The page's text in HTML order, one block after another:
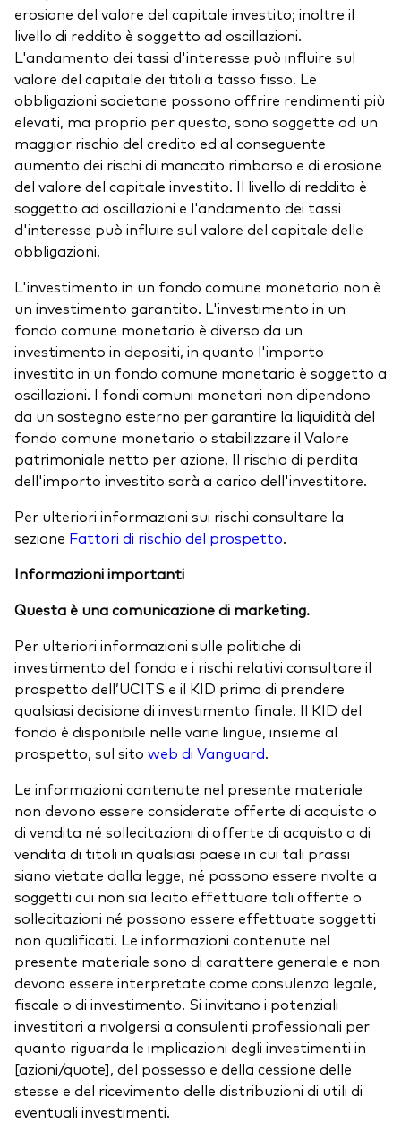
erosione del valore del capitale investito; inoltre il
livello di reddito è soggetto ad oscillazioni.
L'andamento dei tassi d'interesse può influire sul
valore del capitale dei titoli a tasso fisso. Le
obbligazioni societarie possono offrire rendimenti più
elevati, ma proprio per questo, sono soggette ad un
maggior rischio del credito ed al conseguente
aumento dei rischi di mancato rimborso e di erosione
del valore del capitale investito. Il livello di reddito è
soggetto ad oscillazioni e l'andamento dei tassi
d'interesse può influire sul valore del capitale delle
obbligazioni.
L'investimento in un fondo comune monetario non è
un investimento garantito. L'investimento in un
fondo comune monetario è diverso da un
investimento in depositi, in quanto l'importo
investito in un fondo comune monetario è soggetto a
oscillazioni. I fondi comuni monetari non dipendono
da un sostegno esterno per garantire la liquidità del
fondo comune monetario o stabilizzare il Valore
patrimoniale netto per azione. Il rischio di perdita
dell'importo investito sarà a carico dell'investitore.
Per ulteriori informazioni sui rischi consultare la
sezione Fattori di rischio del prospetto.
Informazioni importanti
Questa è una comunicazione di marketing.
Per ulteriori informazioni sulle politiche di
investimento del fondo e i rischi relativi consultare il
prospetto dell’UCITS e il KID prima di prendere
qualsiasi decisione di investimento finale. Il KID del
fondo è disponibile nelle varie lingue, insieme al
prospetto, sul sito web di Vanguard.
Le informazioni contenute nel presente materiale
non devono essere considerate offerte di acquisto o
di vendita né sollecitazioni di offerte di acquisto o di
vendita di titoli in qualsiasi paese in cui tali prassi
siano vietate dalla legge, né possono essere rivolte a
soggetti cui non sia lecito effettuare tali offerte o
sollecitazioni né possono essere effettuate soggetti
non qualificati. Le informazioni contenute nel
presente materiale sono di carattere generale e non
devono essere interpretate come consulenza legale,
fiscale o di investimento. Si invitano i potenziali
investitori a rivolgersi a consulenti professionali per
quanto riguarda le implicazioni degli investimenti in
[azioni/quote], del possesso e della cessione delle
stesse e del ricevimento delle distribuzioni di utili di
eventuali investimenti.